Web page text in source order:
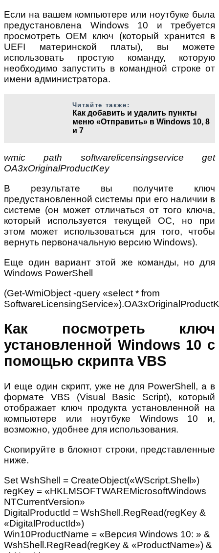
Если на вашем компьютере или ноутбуке была
предустановлена Windows 10 и требуется
просмотреть OEM ключ (который хранится в
UEFI материнской платы), вы можете
использовать простую команду, которую
необходимо запустить в командной строке от
имени администратора.
Читайте также:
Как добавить и удалить пункты
меню «Отправить» в Windows 10, 8
и 7
wmic path softwarelicensingservice get
OA3xOriginalProductKey
В результате вы получите ключ
предустановленной системы при его наличии в
системе (он может отличаться от того ключа,
который используется текущей ОС, но при
этом может использоваться для того, чтобы
вернуть первоначальную версию Windows).
Еще один вариант этой же команды, но для
Windows PowerShell
(Get-WmiObject -query «select * from
Как посмотреть ключ
установленной Windows 10 с
помощью скрипта VBS
И еще один скрипт, уже не для PowerShell, а в
формате VBS (Visual Basic Script), который
отображает ключ продукта установленной на
компьютере или ноутбуке Windows 10 и,
возможно, удобнее для использования.
Скопируйте в блокнот строки, представленные
ниже.
Set WshShell = CreateObject(«WScript.Shell»)
regKey = «HKLMSOFTWAREMicrosoftWindows
NTCurrentVersion»
DigitalProductId = WshShell.RegRead(regKey &
«DigitalProductId»)
Win10ProductName = «Версия Windows 10: » &
WshShell.RegRead(regKey & «ProductName») &